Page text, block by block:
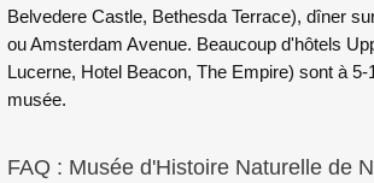
Belvedere Castle, Bethesda Terrace), dîner
ou Amsterdam Avenue. Beaucoup d'hôtels
Lucerne, Hotel Beacon, The Empire) sont à 5-
musée.
FAQ : Musée d'Histoire Naturelle de